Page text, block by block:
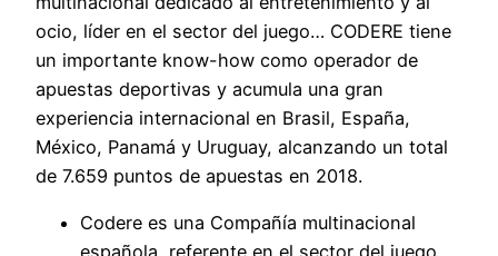
ocio, líder en el sector del juego… CODERE tiene
un importante know-how como operador de
apuestas deportivas y acumula una gran
experiencia internacional en Brasil, España,
México, Panamá y Uruguay, alcanzando un total
de 7.659 puntos de apuestas en 2018.
Codere es una Compañía multinacional
española, referente en el sector del juego